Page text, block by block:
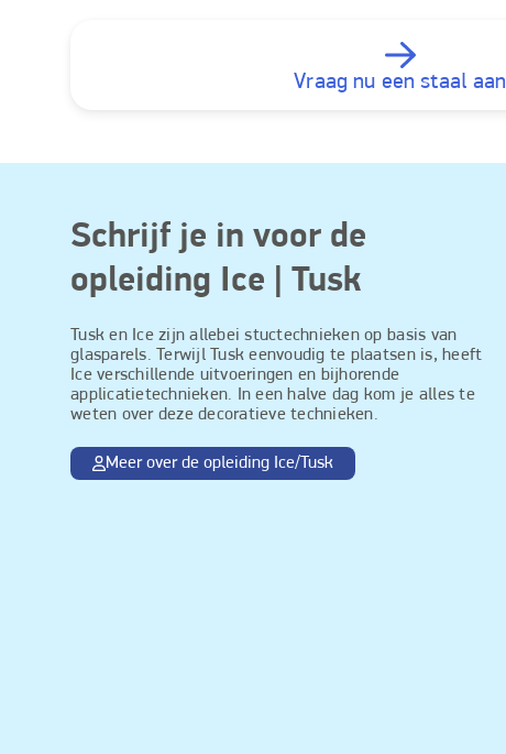
Vraag nu een staal aan
Schrijf je in voor de
opleiding Ice | Tusk
Tusk en Ice zijn allebei stuctechnieken op basis van
glasparels. Terwijl Tusk eenvoudig te plaatsen is, heeft
Ice verschillende uitvoeringen en bijhorende
applicatietechnieken. In een halve dag kom je alles te
weten over deze decoratieve technieken.
Meer over de opleiding Ice/Tusk